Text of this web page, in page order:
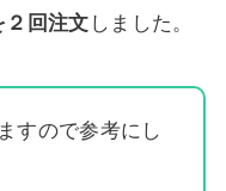
回注文 しました。
すので参考にし